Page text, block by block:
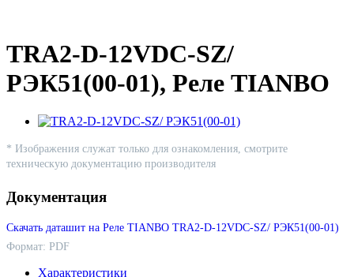
TRA2-D-12VDC-SZ/
РЭК51(00-01), Реле TIANBO
* Изображения служат только для ознакомления, смотрите
техническую документацию производителя
Документация
Скачать даташит на Реле TIANBO TRA2-D-12VDC-SZ/ РЭК51(00-01)
Формат: PDF
Характеристики